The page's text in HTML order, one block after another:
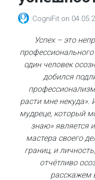
CogniFit on
Успех – это
один человек
добился
расти мне некуда».
мудреце, который
знаю» является
мастера своего
границ, и
отчётливо
расскажем